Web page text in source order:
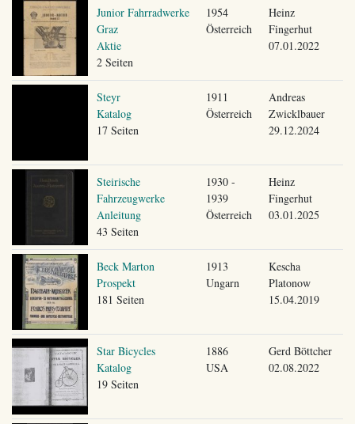
Junior Fahrradwerke
Graz
Aktie
2 Seiten
1954
Österreich
Heinz
Fingerhut
07.01.2022
Steyr
Katalog
17 Seiten
1911
Österreich
Andreas
Zwicklbauer
29.12.2024
Steirische
Fahrzeugwerke
Anleitung
43 Seiten
1930 -
1939
Österreich
Heinz
Fingerhut
03.01.2025
Beck Marton
Prospekt
181 Seiten
1913
Ungarn
Kescha
Platonow
15.04.2019
Star Bicycles
Katalog
19 Seiten
1886
USA
Gerd Böttcher
02.08.2022